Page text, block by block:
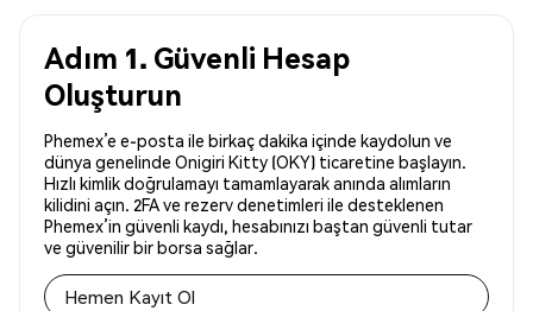
Adım 1. Güvenli Hesap
Oluşturun
Phemex’e e-posta ile birkaç dakika içinde kaydolun ve
dünya genelinde Onigiri Kitty (OKY) ticaretine başlayın.
Hızlı kimlik doğrulamayı tamamlayarak anında alımların
kilidini açın. 2FA ve rezerv denetimleri ile desteklenen
Phemex’in güvenli kaydı, hesabınızı baştan güvenli tutar
ve güvenilir bir borsa sağlar.
Hemen Kayıt Ol